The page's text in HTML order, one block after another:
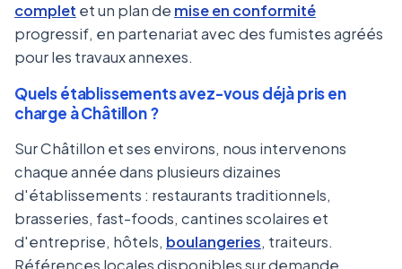
complet et un plan de mise en conformité
progressif, en partenariat avec des fumistes agréés
pour les travaux annexes.
Quels établissements avez-vous déjà pris en
charge à Châtillon ?
Sur Châtillon et ses environs, nous intervenons
chaque année dans plusieurs dizaines
d'établissements : restaurants traditionnels,
brasseries, fast-foods, cantines scolaires et
d'entreprise, hôtels, boulangeries, traiteurs.